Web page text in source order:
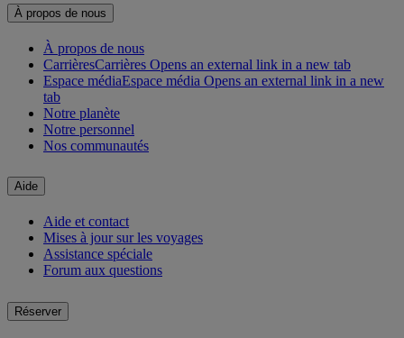
À propos de nous
À propos de nous
CarrièresCarrières Opens an external link in a new tab
Espace médiaEspace média Opens an external link in a new
tab
Notre planète
Notre personnel
Nos communautés
Aide
Aide et contact
Mises à jour sur les voyages
Assistance spéciale
Forum aux questions
Réserver